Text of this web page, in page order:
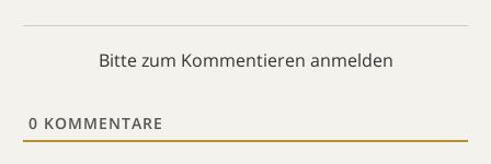
Bitte zum Kommentieren anmelden
0 KOMMENTARE